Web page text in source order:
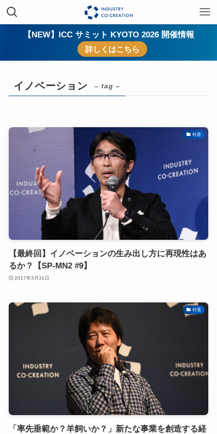
【NEW】ICC サミット KYOTO 2026 開催情報
詳しくはこちら
イノベーション – tag –
特選
【最終回】イノベーションの生み出し方に再現性はあ
るか？【SP-MN2 #9】
2017年3月31日
特選
「率先垂範か？羊飼いか？」新たな事業を創造する経